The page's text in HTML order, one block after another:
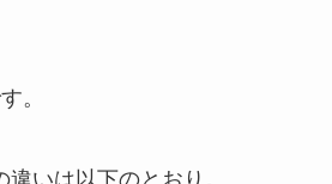
。
いは以下のとおり。